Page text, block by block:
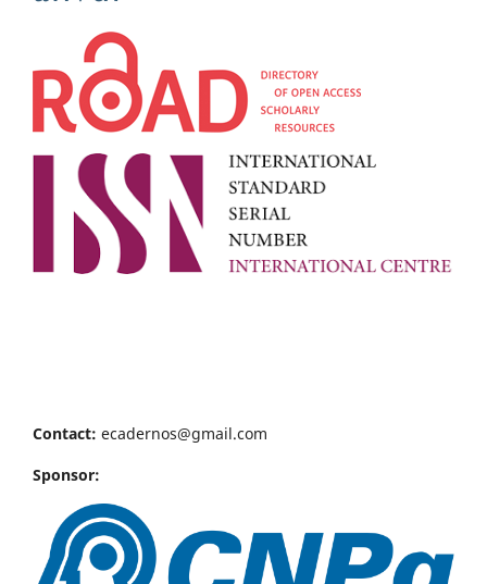
Contact: ecadernos@gmail.com
Sponsor: